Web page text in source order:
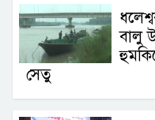
বালু
সেতু